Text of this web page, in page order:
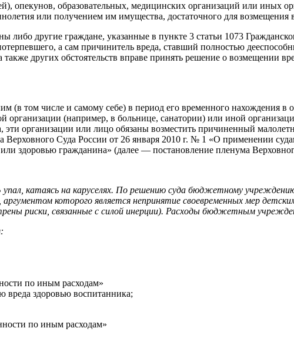
опекунов, образовательных, медицинских организаций или иных
или получением им имущества, достаточного для возмещения
либо другие граждане, указанные в пункте 3 статьи 1073
а сам причинитель вреда, ставший полностью
других обстоятельств вправе принять решение о возмещении
(в том числе и самому себе) в период его временного нахождения в
организации (например, в больнице, санатории) или иной
эти организации или лицо обязаны возместить причиненный
Верховного Суда России от 26 января 2010 г. № 1 «О применении
здоровью гражданина» (далее — постановление пленума
упал, катаясь на каруселях. По решению суда бюджетному
которого является непринятие своевременных мер
риски, связанные с силой инерции). Расходы бюджетным
по иным расходам»
здоровью воспитанника;
по иным расходам»